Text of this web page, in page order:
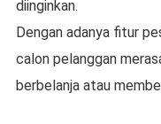
diinginkan.
Dengan adanya fitur
calon pelanggan
berbelanja atau